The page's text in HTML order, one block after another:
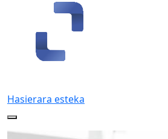
Hasierara esteka